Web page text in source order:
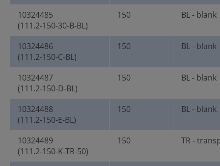
10324485
(111.2-150-30-B-BL)
150 BL - blank
10324486
(111.2-150-C-BL)
150 BL - blank
10324487
(111.2-150-D-BL)
150 BL - blank
10324488
(111.2-150-E-BL)
150 BL - blank
10324489
(111.2-150-K-TR-50)
150 TR -